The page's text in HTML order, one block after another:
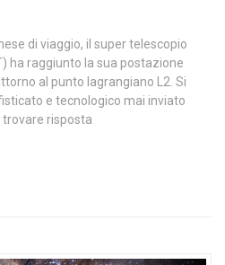
di viaggio, il super telescopio
ha raggiunto la sua postazione
al punto lagrangiano L2. Si
e tecnologico mai inviato
trovare risposta